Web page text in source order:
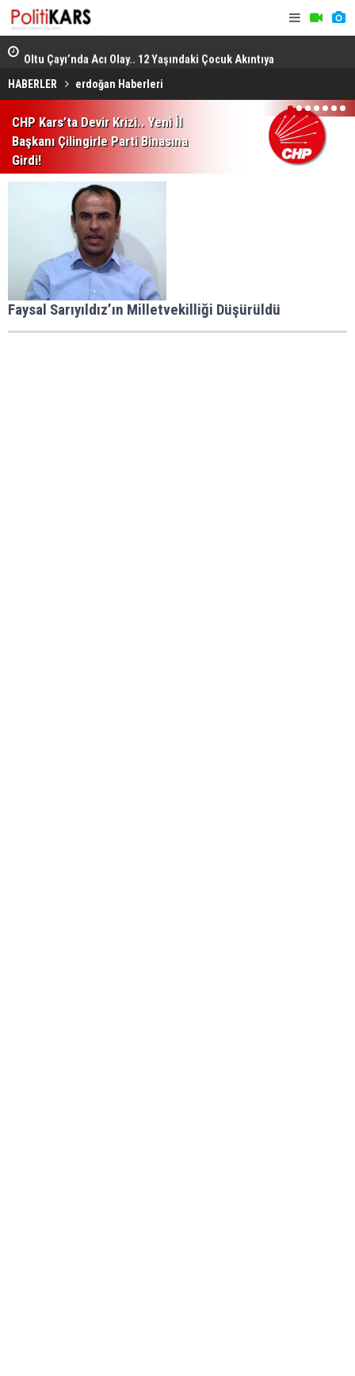
Oltu Çayı’nda Acı Olay.. 12 Yaşındaki Çocuk Akıntıya
Kapılarak Hayatını Kaybetti!
HABERLER erdoğan Haberleri
CHP Kars’ta Devir Krizi.. Yeni İl
Başkanı Çilingirle Parti Binasına
Girdi!
1 2 3 4 5 6 7
Faysal Sarıyıldız’ın Milletvekilliği Düşürüldü